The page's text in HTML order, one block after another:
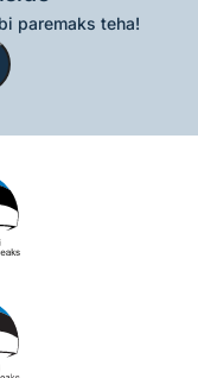
paremaks teha!